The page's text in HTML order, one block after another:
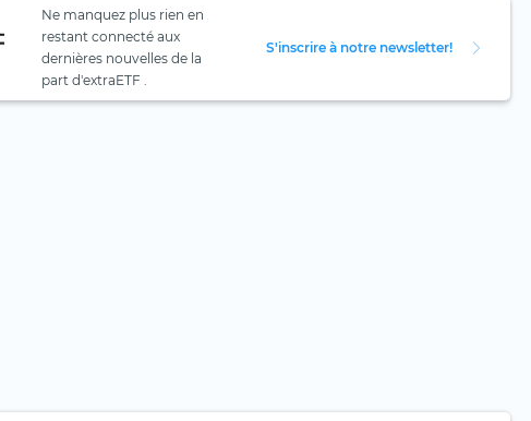
Ne manquez plus rien en
restant connecté aux
dernières nouvelles de la
part d'extraETF .
S'inscrire à notre newsletter!